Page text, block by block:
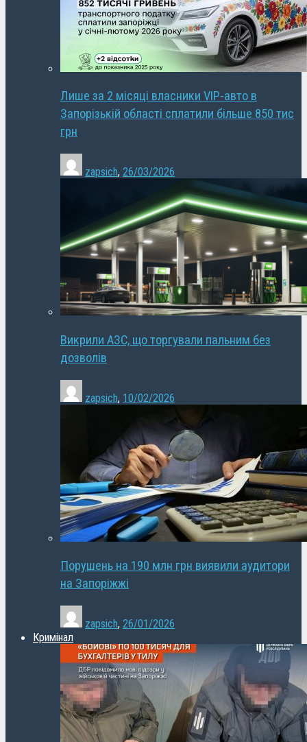
Лише за 2 місяці власники VIP-авто в
Запорізькій області сплатили більше 850 тис
грн
zapsich, 26/03/2026
Викрили АЗС, що торгували пальним без
дозволів
zapsich, 10/02/2026
Порушень на 190 млн грн виявили аудитори
на Запоріжжі
zapsich, 26/01/2026
Кримінал